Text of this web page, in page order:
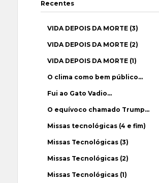
Recentes
VIDA DEPOIS DA MORTE (3)
VIDA DEPOIS DA MORTE (2)
VIDA DEPOIS DA MORTE (1)
O clima como bem público…
Fui ao Gato Vadio…
O equívoco chamado Trump…
Missas tecnológicas (4 e fim)
Missas Tecnológicas (3)
Missas Tecnológicas (2)
Missas Tecnológicas (1)